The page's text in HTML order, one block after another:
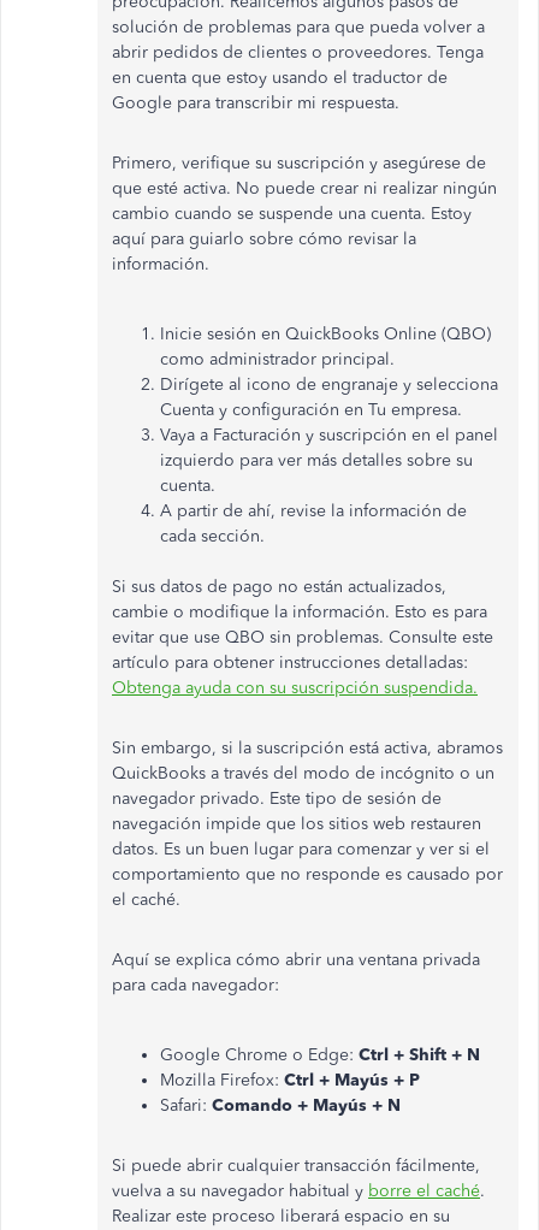
solución de problemas para que pueda volver a
abrir pedidos de clientes o proveedores. Tenga
en cuenta que estoy usando el traductor de
Google para transcribir mi respuesta.
Primero, verifique su suscripción y asegúrese de
que esté activa. No puede crear ni realizar ningún
cambio cuando se suspende una cuenta. Estoy
aquí para guiarlo sobre cómo revisar la
información.
Inicie sesión en QuickBooks Online (QBO)
como administrador principal.
Dirígete al icono de engranaje y selecciona
Cuenta y configuración en Tu empresa.
Vaya a Facturación y suscripción en el panel
izquierdo para ver más detalles sobre su
cuenta.
A partir de ahí, revise la información de
cada sección.
Si sus datos de pago no están actualizados,
cambie o modifique la información. Esto es para
evitar que use QBO sin problemas. Consulte este
artículo para obtener instrucciones detalladas:
Obtenga ayuda con su suscripción suspendida.
Sin embargo, si la suscripción está activa, abramos
QuickBooks a través del modo de incógnito o un
navegador privado. Este tipo de sesión de
navegación impide que los sitios web restauren
datos. Es un buen lugar para comenzar y ver si el
comportamiento que no responde es causado por
el caché.
Aquí se explica cómo abrir una ventana privada
para cada navegador:
Google Chrome o Edge: Ctrl + Shift + N
Mozilla Firefox: Ctrl + Mayús + P
Safari: Comando + Mayús + N
Si puede abrir cualquier transacción fácilmente,
vuelva a su navegador habitual y borre el caché.
Realizar este proceso liberará espacio en su